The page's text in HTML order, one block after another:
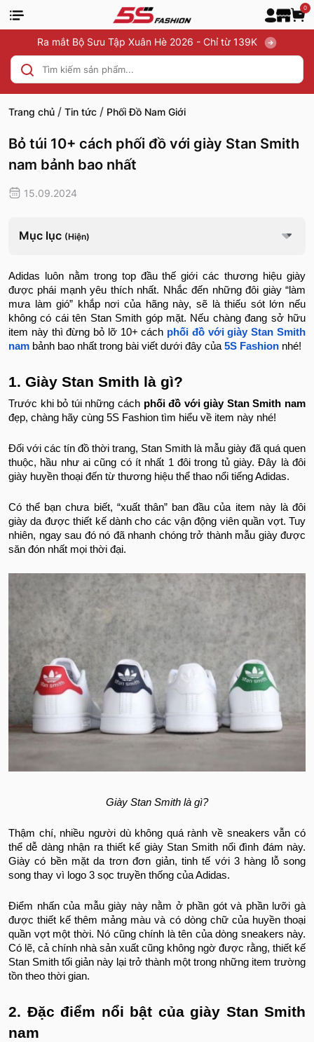
0
Ra mắt Bộ Sưu Tập Xuân Hè 2026 - Chỉ từ 139K
Trang chủ / Tin tức / Phối Đồ Nam Giới
Bỏ túi 10+ cách phối đồ với giày Stan Smith
nam bảnh bao nhất
15.09.2024
Mục lục (Hiện)
Adidas luôn nằm trong top đầu thế giới các thương hiệu giày
được phái mạnh yêu thích nhất. Nhắc đến những đôi giày “làm
mưa làm gió” khắp nơi của hãng này, sẽ là thiếu sót lớn nếu
không có cái tên Stan Smith góp mặt. Nếu chàng đang sở hữu
item này thì đừng bỏ lỡ 10+ cách phối đồ với giày Stan Smith
nam bảnh bao nhất trong bài viết dưới đây của 5S Fashion nhé!
1. Giày Stan Smith là gì?
Trước khi bỏ túi những cách phối đồ với giày Stan Smith nam
đẹp, chàng hãy cùng 5S Fashion tìm hiểu về item này nhé!
Đối với các tín đồ thời trang, Stan Smith là mẫu giày đã quá quen
thuộc, hầu như ai cũng có ít nhất 1 đôi trong tủ giày. Đây là đôi
giày huyền thoại đến từ thương hiệu thể thao nổi tiếng Adidas.
Có thể bạn chưa biết, “xuất thân” ban đầu của item này là đôi
giày da được thiết kế dành cho các vận động viên quần vợt. Tuy
nhiên, ngay sau đó nó đã nhanh chóng trở thành mẫu giày được
săn đón nhất mọi thời đại.
Giày Stan Smith là gì?
Thậm chí, nhiều người dù không quá rành về sneakers vẫn có
thể dễ dàng nhận ra thiết kế giày Stan Smith nổi đình đám này.
Giày có bền mặt da trơn đơn giản, tinh tế với 3 hàng lỗ song
song thay vì logo 3 sọc truyền thống của Adidas.
Điểm nhấn của mẫu giày này nằm ở phần gót và phần lưỡi gà
được thiết kế thêm mảng màu và có dòng chữ của huyền thoại
quần vợt một thời. Nó cũng chính là tên của dòng sneakers này.
Có lẽ, cả chính nhà sản xuất cũng không ngờ được rằng, thiết kế
Stan Smith tối giản này lại trở thành một trong những item trường
tồn theo thời gian.
2. Đặc điểm nổi bật của giày Stan Smith
nam